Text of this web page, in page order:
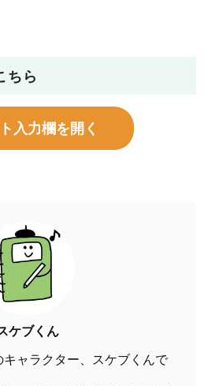
ちら
入力欄を開く
ケブくん
キャラクター、スケブくんで